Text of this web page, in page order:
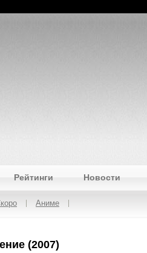
Рейтинги Новости
Аниме
(2007)